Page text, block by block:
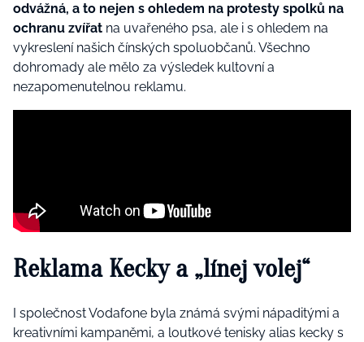
odvážná, a to nejen s ohledem na protesty spolků na
ochranu zvířat na uvařeného psa, ale i s ohledem na
vykreslení našich čínských spoluobčanů. Všechno
dohromady ale mělo za výsledek kultovní a
nezapomenutelnou reklamu.
Reklama Kecky a „línej volej“
I společnost Vodafone byla známá svými nápaditými a
kreativními kampaněmi, a loutkové tenisky alias kecky s